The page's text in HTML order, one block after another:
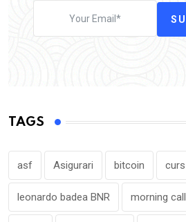
TAGS
asf Asigurari bitcoin
leonardo badea BNR morning call